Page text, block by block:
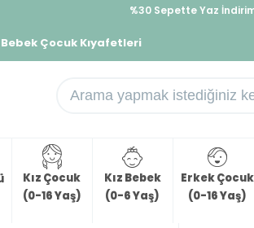
%30 Sepette Yaz
Çocuk Kıyafetleri
Kız Çocuk
(0-16 Yaş)
Kız Bebek
(0-6 Yaş)
Erkek Çocuk
(0-16 Yaş)